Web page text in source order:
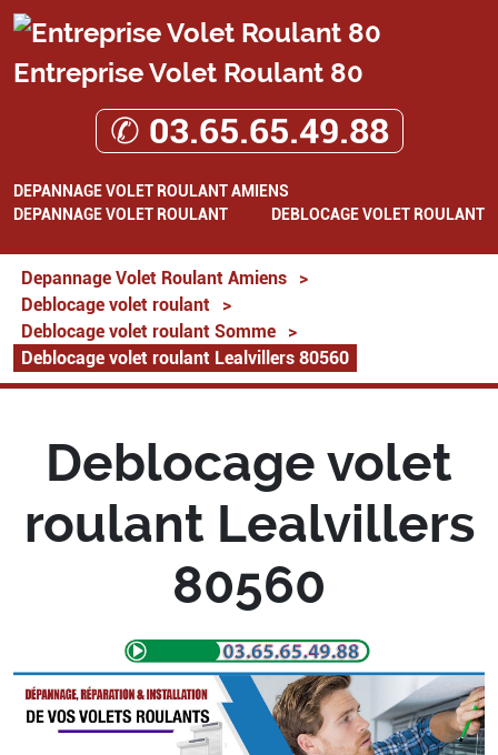
Entreprise Volet Roulant 80
✆ 03.65.65.49.88
DEPANNAGE VOLET ROULANT AMIENS
DEPANNAGE VOLET ROULANT
DEBLOCAGE VOLET ROULANT
Depannage Volet Roulant Amiens
>
Deblocage volet roulant
>
Deblocage volet roulant Somme
>
Deblocage volet roulant Lealvillers 80560
Deblocage volet
roulant Lealvillers
80560